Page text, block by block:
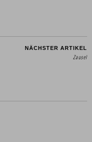
NÄCHSTER ARTIKEL
Zausel